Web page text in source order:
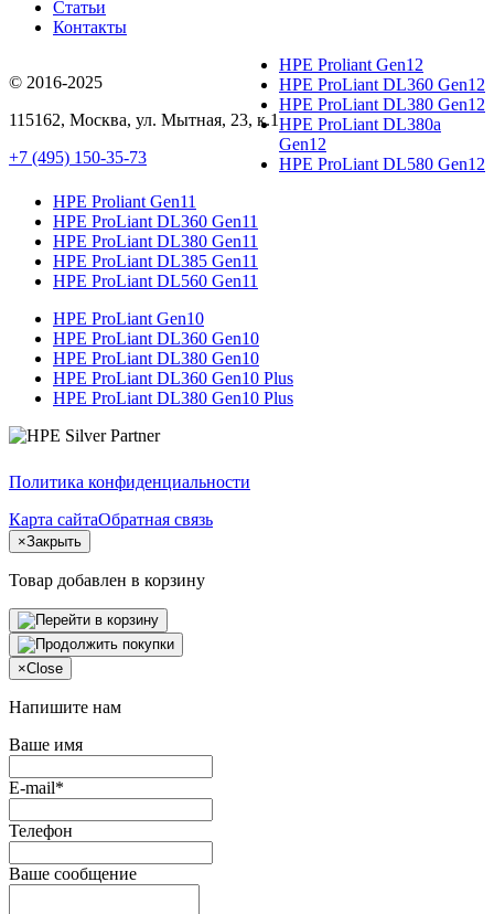
Статьи
Контакты
© 2016-2025
115162, Москва, ул. Мытная, 23, к.1
+7 (495) 150-35-73
HPE Proliant Gen12
HPE ProLiant DL360 Gen12
HPE ProLiant DL380 Gen12
HPE ProLiant DL380a
Gen12
HPE ProLiant DL580 Gen12
HPE Proliant Gen11
HPE ProLiant DL360 Gen11
HPE ProLiant DL380 Gen11
HPE ProLiant DL385 Gen11
HPE ProLiant DL560 Gen11
HPE ProLiant Gen10
HPE ProLiant DL360 Gen10
HPE ProLiant DL380 Gen10
HPE ProLiant DL360 Gen10 Plus
HPE ProLiant DL380 Gen10 Plus
Политика конфиденциальности
Карта сайтаОбратная связь
×Закрыть
Товар добавлен в корзину
×Close
Напишите нам
Ваше имя
E-mail*
Телефон
Ваше сообщение